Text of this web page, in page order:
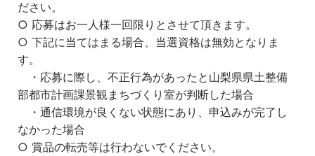
ださい。
○ 応募はお一人様一回限りとさせて頂きます。
○ 下記に当てはまる場合、当選資格は無効となりま
す。
・応募に際し、不正行為があったと山梨県県土整備
部都市計画課景観まちづくり室が判断した場合
・通信環境が良くない状態にあり、申込みが完了し
なかった場合
○ 賞品の転売等は行わないでください。